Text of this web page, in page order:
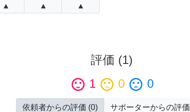
▲ ▲ ▲
評価 (1)
sentiment_satisfied 1 sentiment_neutral 0 sentiment_dissatisfied 0
依頼者からの評価 (0) サポーターからの評価